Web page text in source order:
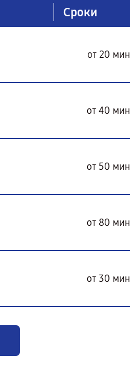
Сроки
от 20 мин
от 40 мин
от 50 мин
от 80 мин
от 30 мин